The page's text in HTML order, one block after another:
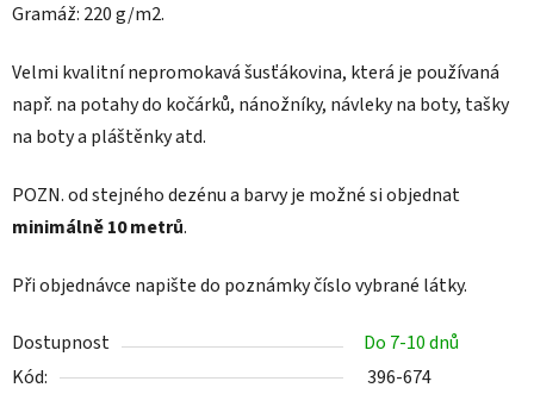
Gramáž: 220 g/m2.
Velmi kvalitní nepromokavá šusťákovina, která je používaná
např. na potahy do kočárků, nánožníky, návleky na boty, tašky
na boty a pláštěnky atd.
POZN.od stejného dezénu a barvy je možné si objednat
minimálně 10 metrů.
Při objednávce napište do poznámky číslo vybrané látky.
Dostupnost
Do 7-10 dnů
Kód:
396-674